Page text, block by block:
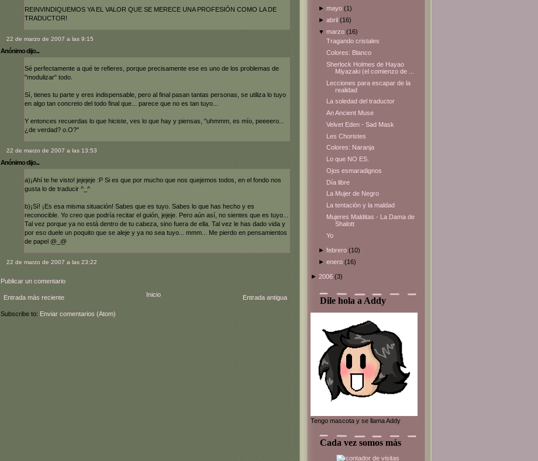
REINVINDIQUEMOS YA EL VALOR QUE SE MERECE UNA PROFESIÓN COMO LA DE
TRADUCTOR!
22 de marzo de 2007 a las 9:15
Anónimo dijo...
Sé perfectamente a qué te refieres, porque precisamente ese es uno de los problemas de
"modulizar" todo.
Sí, tienes tu parte y eres indispensable, pero al final pasan tantas personas, se utiliza lo tuyo
en algo tan concreto del todo final que... parece que no es tan tuyo...
Y entonces recuerdas lo que hiciste, ves lo que hay y piensas, "uhmmm, es mío, peeeero...
¿de verdad? o.O?"
22 de marzo de 2007 a las 13:53
Anónimo dijo...
a)¡Ahí te he visto! jejejeje :P Si es que por mucho que nos quejemos todos, en el fondo nos
gusta lo de traducir ^_^
b)¡Sí! ¡Es esa misma situación! Sabes que es tuyo. Sabes lo que has hecho y es
reconocible. Yo creo que podría recitar el guión, jejeje. Pero aún así, no sientes que es tuyo...
Tal vez porque ya no está dentro de tu cabeza, sino fuera de ella. Tal vez le has dado vida y
por eso duele un poquito que se aleje y ya no sea tuyo... mmm... Me pierdo en pensamientos
de papel @_@
22 de marzo de 2007 a las 23:22
Publicar un comentario
Entrada más reciente Entrada antigua
Inicio
Subscribe to: Enviar comentarios (Atom)
►mayo(1)
►abril(16)
▼marzo(16)
Tragando cristales
Colores: Blanco
Sherlock Holmes de Hayao
Miyazaki (el comienzo de ...
Lecciones para escapar de la
realidad
La soledad del traductor
An Ancient Muse
Velvet Eden - Sad Mask
Les Choristes
Colores: Naranja
Lo que NO ES.
Ojos esmaradignos
Día libre
La Mujer de Negro
La tentación y la maldad
Mujeres Malditas - La Dama de
Shalott
Yo
►febrero(10)
►enero(16)
► 2006 (3)
Dile hola a Addy
Tengo mascota y se llama Addy
Cada vez somos más